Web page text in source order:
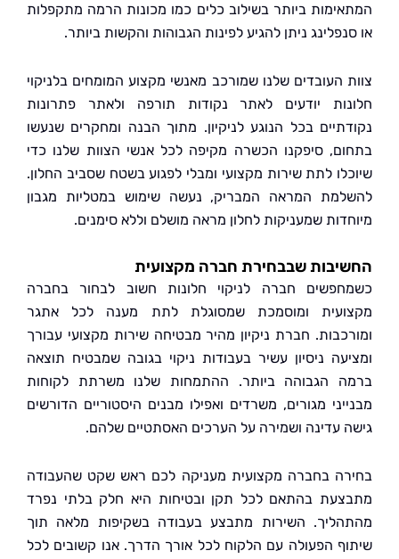
ביותר בשילוב כלים כמו מכונות הרמה מתקפלות
ניתן להגיע לפינות הגבוהות והקשות ביותר.
העובדים שלנו שמורכב מאנשי מקצוע המומחים בלניקוי
יודעים לאתר נקודות תורפה ולאתר פתרונות
בכל הנוגע לניקיון. מתוך הבנה ומחקרים שנעשו
סיפקנו הכשרה מקיפה לכל אנשי הצוות שלנו כדי
לתת שירות מקצועי ומבלי לפגוע בשטח שסביב החלון.
המראה המבריק, נעשה שימוש במטליות מגבון
שמעניקות לחלון מראה מושלם וללא סימנים.
שבבחירת חברה מקצועית
חברה לניקוי חלונות חשוב לבחור בחברה
ומוסמכת שמסוגלת לתת מענה לכל אתגר
חברת ניקיון מהיר מבטיחה שירות מקצועי עבורך
ניסיון עשיר בעבודות ניקוי בגובה שמבטיח תוצאה
הגבוהה ביותר. ההתמחות שלנו משרתת לקוחות
מגורים, משרדים ואפילו מבנים היסטוריים הדורשים
עדינה ושמירה על הערכים האסתטיים שלהם.
בחברה מקצועית מעניקה לכם ראש שקט שהעבודה
בהתאם לכל תקן ובטיחות היא חלק בלתי נפרד
השירות מתבצע בעבודה בשקיפות מלאה תוך
הפעולה עם הלקוח לכל אורך הדרך. אנו קשובים לכל